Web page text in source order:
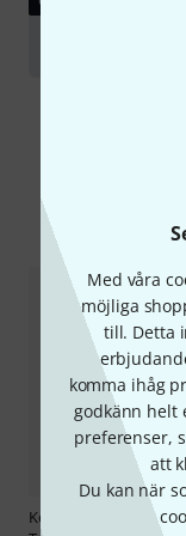
Med våra
möjliga
till. Detta
komma ihåg
godkänn helt
preferenser,
att
Du kan när
Köbl Edition